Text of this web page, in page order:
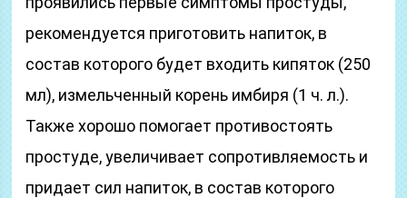
рекомендуется приготовить напиток, в
состав которого будет входить кипяток (250
мл), измельченный корень имбиря (1 ч. л.).
Также хорошо помогает противостоять
простуде, увеличивает сопротивляемость и
придает сил напиток, в состав которого